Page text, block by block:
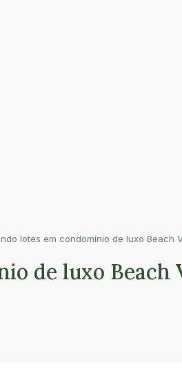
lotes em condomínio de luxo Beach
de luxo Beach